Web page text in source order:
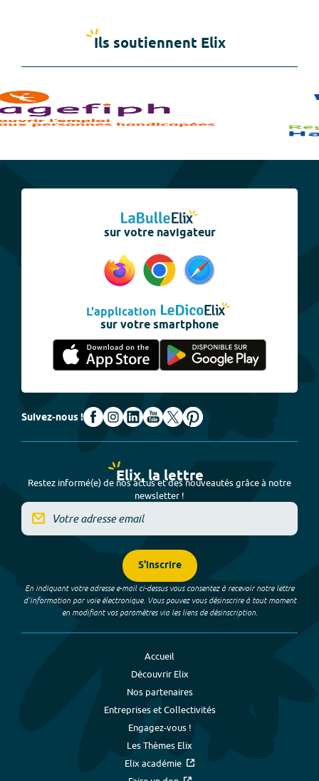
Ils soutiennent Elix
sur votre navigateur
L'application
sur votre smartphone
Suivez-nous !
Elix, la lettre
Restez informé(e) de nos actus et des nouveautés grâce à notre
newsletter !
S'inscrire
En indiquant votre adresse e-mail ci-dessus vous consentez à recevoir notre lettre
d’information par voie électronique. Vous pouvez vous désinscrire à tout moment
en modifiant vos paramètres via les liens de désinscription.
Accueil
Découvrir Elix
Nos partenaires
Entreprises et Collectivités
Engagez-vous !
Les Thèmes Elix
Elix académie